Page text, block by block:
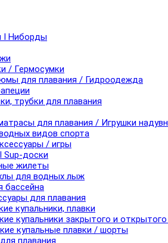
I Ниборды
/ Гермосумки
для плавания / Гидроодежда
трубки для плавания
для плавания / Игрушки
видов спорта
/ игры
доски
жилеты
для водных лыж
бассейна
для плавания
купальники, плавки
купальники закрытого и
купальные плавки / шорты
плавания